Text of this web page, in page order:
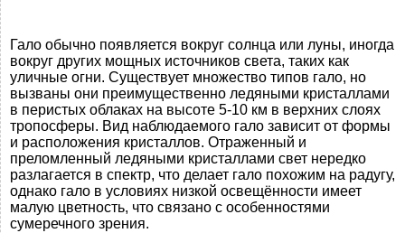
Гало обычно появляется вокруг солнца или луны, иногда
вокруг других мощных источников света, таких как
уличные огни. Существует множество типов гало, но
вызваны они преимущественно ледяными кристаллами
в перистых облаках на высоте 5-10 км в верхних слоях
тропосферы. Вид наблюдаемого гало зависит от формы
и расположения кристаллов. Отраженный и
преломленный ледяными кристаллами свет нередко
разлагается в спектр, что делает гало похожим на радугу,
однако гало в условиях низкой освещённости имеет
малую цветность, что связано с особенностями
сумеречного зрения.